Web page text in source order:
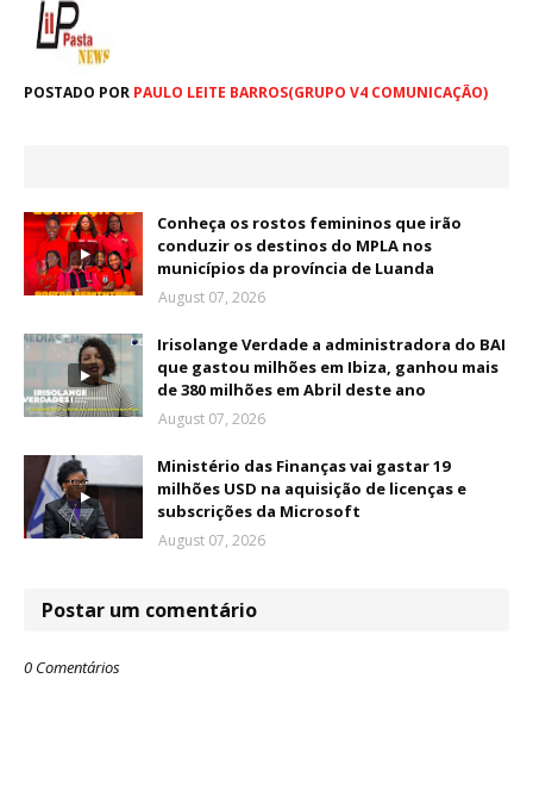
POSTADO POR PAULO LEITE BARROS(GRUPO V4 COMUNICAÇÃO)
Conheça os rostos femininos que irão
conduzir os destinos do MPLA nos
municípios da província de Luanda
August 07, 2026
Irisolange Verdade a administradora do BAI
que gastou milhões em Ibiza, ganhou mais
de 380 milhões em Abril deste ano
August 07, 2026
Ministério das Finanças vai gastar 19
milhões USD na aquisição de licenças e
subscrições da Microsoft
August 07, 2026
Postar um comentário
0 Comentários